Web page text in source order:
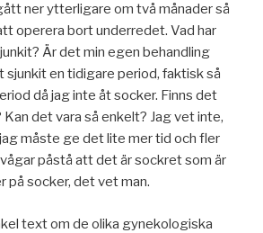
ner ytterligare om två månader så
operera bort underredet. Vad har
Är det min egen behandling
sjunkit en tidigare period, faktisk så
då jag inte åt socker. Finns det
det vara så enkelt? Jag vet inte,
måste ge det lite mer tid och fler
påstå att det är sockret som är
på socker, det vet man.
text om de olika gynekologiska